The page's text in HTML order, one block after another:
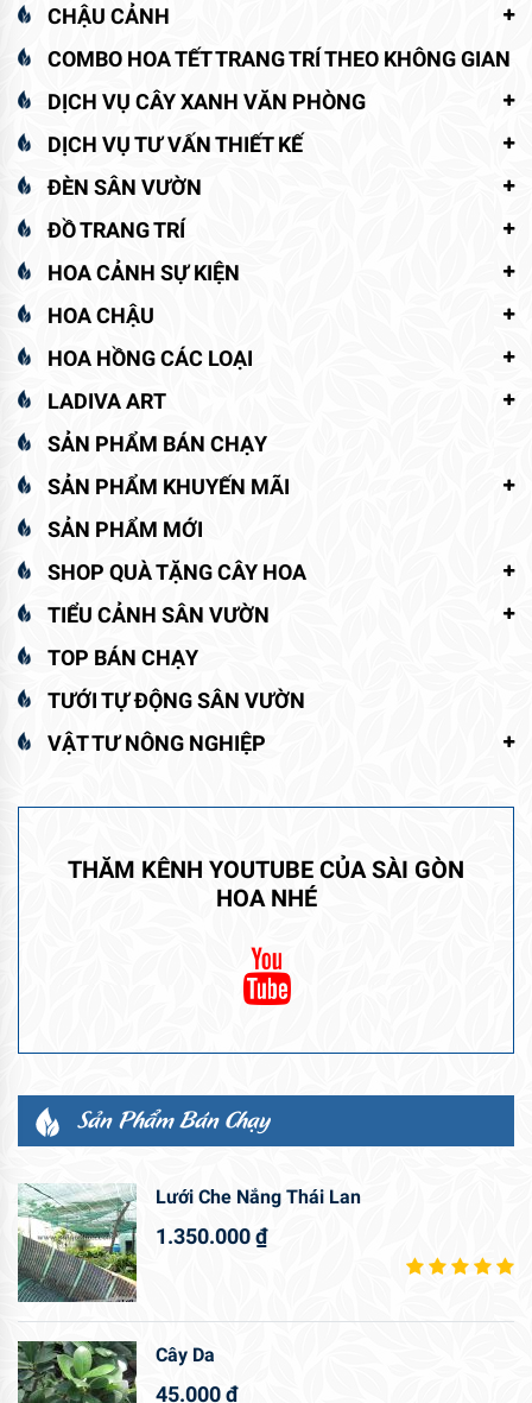
CHẬU CẢNH
COMBO HOA TẾT TRANG TRÍ THEO KHÔNG GIAN
DỊCH VỤ CÂY XANH VĂN PHÒNG
DỊCH VỤ TƯ VẤN THIẾT KẾ
ĐÈN SÂN VƯỜN
ĐỒ TRANG TRÍ
HOA CẢNH SỰ KIỆN
HOA CHẬU
HOA HỒNG CÁC LOẠI
LADIVA ART
SẢN PHẨM BÁN CHẠY
SẢN PHẨM KHUYẾN MÃI
SẢN PHẨM MỚI
SHOP QUÀ TẶNG CÂY HOA
TIỂU CẢNH SÂN VƯỜN
TOP BÁN CHẠY
TƯỚI TỰ ĐỘNG SÂN VƯỜN
VẬT TƯ NÔNG NGHIỆP
THĂM KÊNH YOUTUBE CỦA SÀI GÒN
HOA NHÉ
Sản Phẩm Bán Chạy
Lưới Che Nắng Thái Lan
1.350.000₫
Cây Da
45.000₫